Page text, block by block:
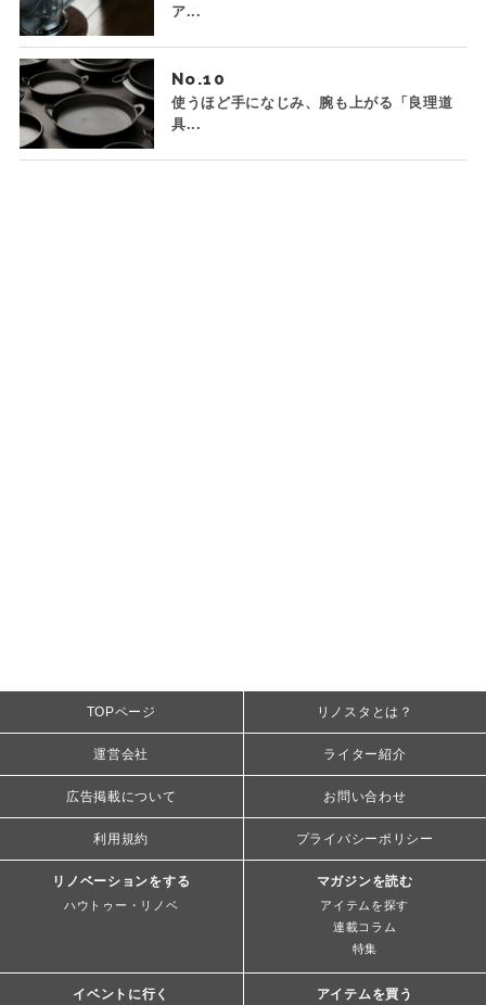
ア...
No.
使うほど手になじみ、腕も上がる「良理道
具...
TOPページ リノスタとは？
運営会社 ライター紹介
広告掲載について お問い合わせ
利用規約 プライバシーポリシー
リノベーションをする
ハウトゥー・リノベ
マガジンを読む
アイテムを探す
連載コラム
特集
イベントに行く アイテムを買う